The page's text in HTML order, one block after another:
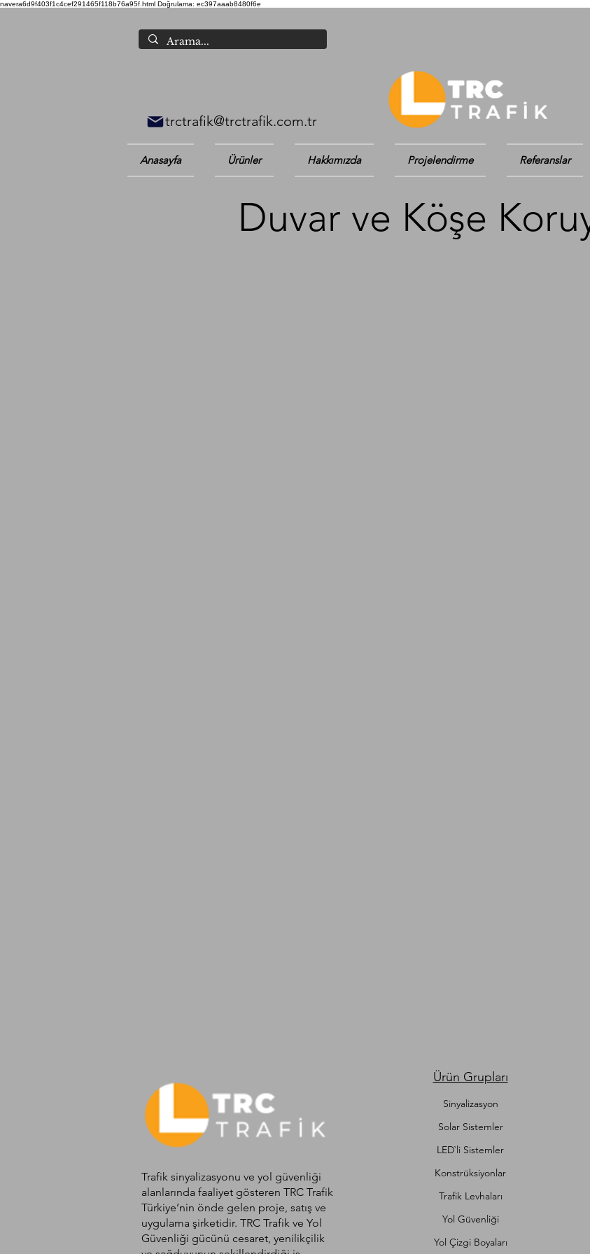
navera6d9f403f1c4cef291465f118b76a95f.html Doğrulama: ec397aaab8480f6e
trctrafik@trctrafik.com.tr
Anasayfa Ürünler Hakkımızda Projelendirme Referanslar
Duvar ve Köşe
Trafik sinyalizasyonu ve yol güvenliği
alanlarında faaliyet gösteren TRC Trafik
Türkiye’nin önde gelen proje, satış ve
uygulama şirketidir. TRC Trafik ve Yol
Güvenliği gücünü cesaret, yenilikçilik
Ürün Grupları
Sinyalizasyon
Solar Sistemler
LED`li Sistemler
Konstrüksiyonlar
Trafik Levhaları
Yol Güvenliği
Yol Çizgi Boyaları